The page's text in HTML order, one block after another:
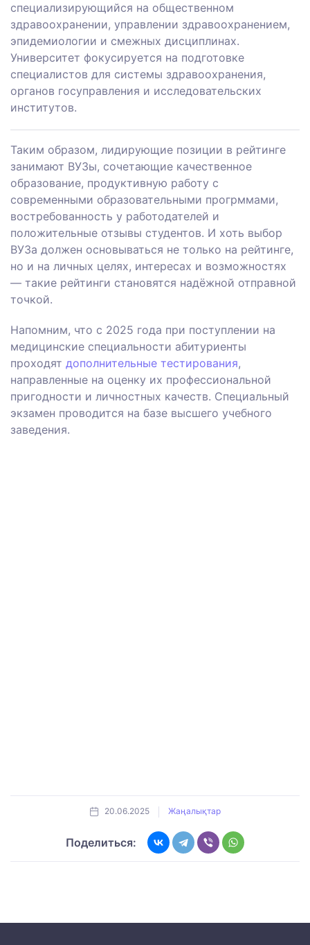
специализирующийся на общественном
здравоохранении, управлении здравоохранением,
эпидемиологии и смежных дисциплинах.
Университет фокусируется на подготовке
специалистов для системы здравоохранения,
органов госуправления и исследовательских
институтов.
Таким образом, лидирующие позиции в рейтинге
занимают ВУЗы, сочетающие качественное
образование, продуктивную работу с
современными образовательными прогрммами,
востребованность у работодателей и
положительные отзывы студентов. И хоть выбор
ВУЗа должен основываться не только на рейтинге,
но и на личных целях, интересах и возможностях
— такие рейтинги становятся надёжной отправной
точкой.
Напомним, что с 2025 года при поступлении на
медицинские специальности абитуриенты
проходят дополнительные тестирования,
направленные на оценку их профессиональной
пригодности и личностных качеств. Специальный
экзамен проводится на базе высшего учебного
заведения.
20.06.2025 Жаңалықтар
Поделиться: